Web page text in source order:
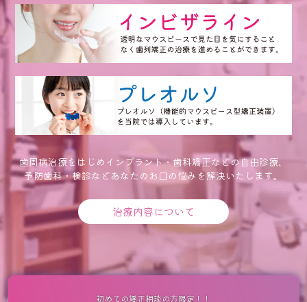
歯周病治療をはじめインプラント・歯科矯正などの自由診療、
予防歯科・検診などあなたのお口の悩みを解決いたします。
治療内容について
初めての矯正相談の方限定！！